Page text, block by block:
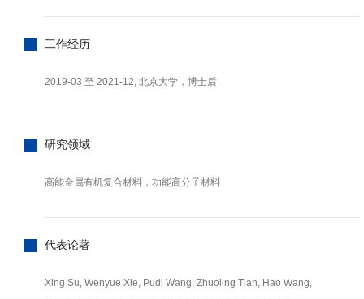
工作经历
2019-03 至 2021-12, 北京大学，博士后
研究领域
高能金属有机复合材料，功能高分子材料
代表论著
Xing Su, Wenyue Xie, Pudi Wang, Zhuoling Tian, Hao Wang,